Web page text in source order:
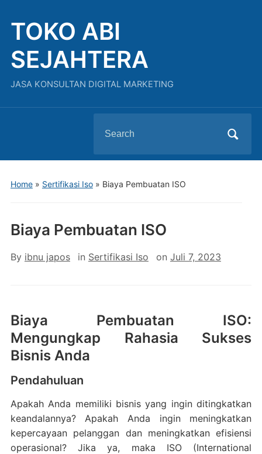
TOKO ABI
SEJAHTERA
JASA KONSULTAN DIGITAL MARKETING
for:
Home» Sertifikasi Iso» Biaya Pembuatan ISO
Biaya Pembuatan ISO
By ibnu japos in Sertifikasi Iso on Juli 7, 2023
Biaya Pembuatan ISO:
Mengungkap Rahasia Sukses
Bisnis Anda
Pendahuluan
Apakah Anda memiliki bisnis yang ingin ditingkatkan
keandalannya? Apakah Anda ingin meningkatkan
kepercayaan pelanggan dan meningkatkan efisiensi
operasional? Jika ya, maka ISO (International